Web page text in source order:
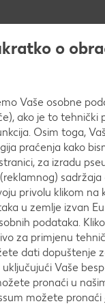
prijave
pitanja. U
i odgovora.Ako
nedoumicu,
!
o
Vaše osobne
ako je to tehnički
Osim toga,
praćenja kako
za izradu
sadržaja
privolu klikom na
u zemlje izvan
podataka.
za primjenu
dati dopuštenje
Vaše
pronaći u
možete pronaći